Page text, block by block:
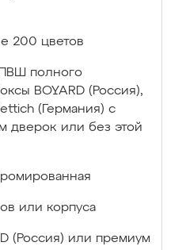
200 цветов
ПВШ полного
BOYARD (Россия),
(Германия) с
дверок или без этой
или корпуса
(Россия) или премиум